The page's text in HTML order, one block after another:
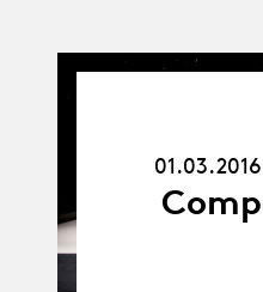
31.12.19